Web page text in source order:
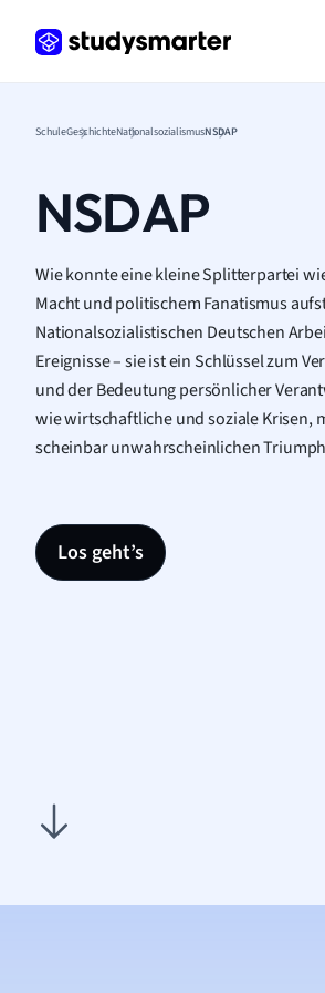
SchuleGeschichteNationalsozialismusNSDAP
NSDAP
Wie konnte eine kleine Splitterpartei
Macht und politischem Fanatismus
Nationalsozialistischen Deutschen
Ereignisse – sie ist ein Schlüssel zum
und der Bedeutung persönlicher
wie wirtschaftliche und soziale Krisen,
scheinbar unwahrscheinlichen
Los geht’s